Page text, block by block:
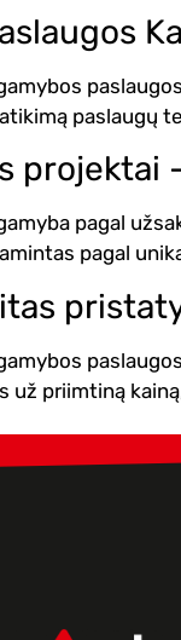
paslaugų
projektai
pagal
pagal
už priimtiną